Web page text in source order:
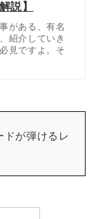
説】
がある、有名
紹介していき
見ですよ。そ
ドが弾けるレ